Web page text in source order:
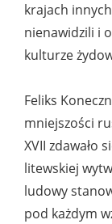
krajach
nienawidzili i
kulturze
Feliks
mniejszości
XVII zdawało
litewskiej
ludowy
pod każdym